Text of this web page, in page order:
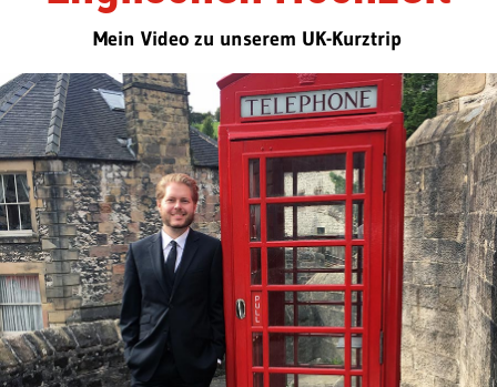
Mein Video zu unserem UK-Kurztrip